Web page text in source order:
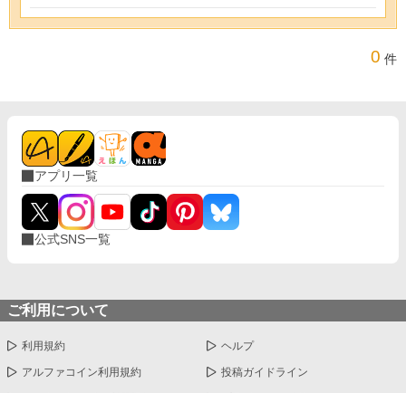
0 件
アプリ一覧
公式SNS一覧
ご利用について
利用規約 ヘルプ
アルファコイン利用規約 投稿ガイドライン